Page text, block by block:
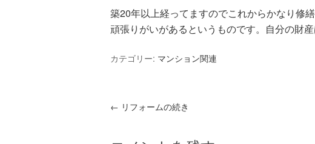
築20年以上経ってますのでこれからかなり修
頑張りがいがあるというものです。自分の財産
カテゴリー: マンション関連
← リフォームの続き